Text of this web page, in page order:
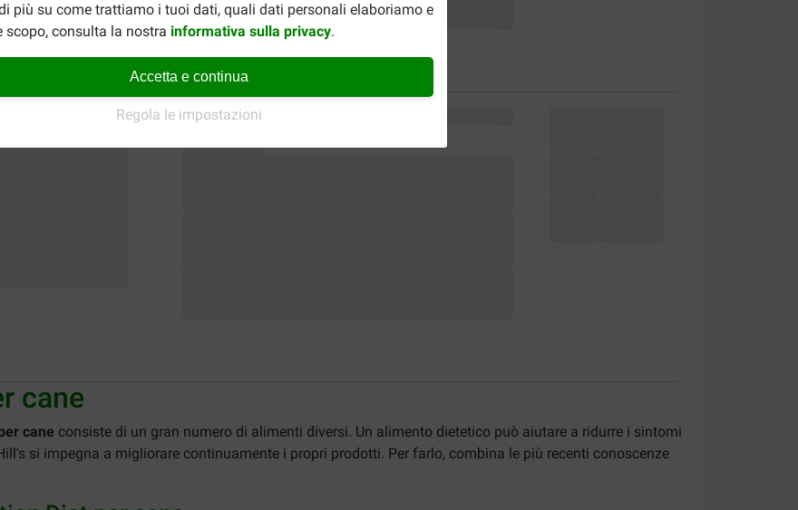
più su come trattiamo i tuoi dati, quali dati personali elaboriamo e
scopo, consulta la nostra informativa sulla privacy.
Accetta e continua
Regola le impostazioni
cane
cane consiste di un gran numero di alimenti diversi. Un alimento dietetico può aiutare a ridurre i sintomi
si impegna a migliorare continuamente i propri prodotti. Per farlo, combina le più recenti conoscenze